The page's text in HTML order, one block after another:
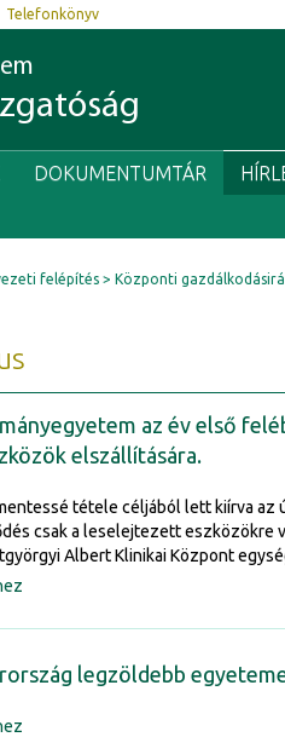
Telefonkönyv
DOKUMENTUMTÁR
felépítés Központi
az év első
elszállítására.
tétele céljából lett kiírva az
csak a leselejtezett eszközökre
Albert Klinikai Központ
legzöldebb